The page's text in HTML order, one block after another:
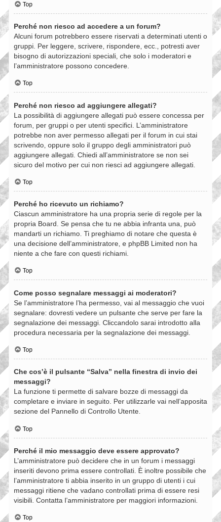
Top
Perché non riesco ad accedere a un forum?
Alcuni forum potrebbero essere riservati a determinati utenti o
gruppi. Per leggere, scrivere, rispondere, ecc., potresti aver
bisogno di autorizzazioni speciali, che solo i moderatori e
l’amministratore possono concedere.
Top
Perché non riesco ad aggiungere allegati?
La possibilità di aggiungere allegati può essere concessa per
forum, per gruppi o per utenti specifici. L’amministratore
potrebbe non aver permesso allegati per il forum in cui stai
scrivendo, oppure solo il gruppo degli amministratori può
aggiungere allegati. Chiedi all’amministratore se non sei
sicuro del motivo per cui non riesci ad aggiungere allegati.
Top
Perché ho ricevuto un richiamo?
Ciascun amministratore ha una propria serie di regole per la
propria Board. Se pensa che tu ne abbia infranta una, può
mandarti un richiamo. Ti preghiamo di notare che questa è
una decisione dell’amministratore, e phpBB Limited non ha
niente a che fare con questi richiami.
Top
Come posso segnalare messaggi ai moderatori?
Se l’amministratore l’ha permesso, vai al messaggio che vuoi
segnalare: dovresti vedere un pulsante che serve per fare la
segnalazione dei messaggi. Cliccandolo sarai introdotto alla
procedura necessaria per la segnalazione dei messaggi.
Top
Che cos’è il pulsante “Salva” nella finestra di invio dei
messaggi?
La funzione ti permette di salvare bozze di messaggi da
completare e inviare in seguito. Per utilizzarle vai nell’apposita
sezione del Pannello di Controllo Utente.
Top
Perché il mio messaggio deve essere approvato?
L’amministratore può decidere che in un forum i messaggi
inseriti devono prima essere controllati. È inoltre possibile che
l’amministratore ti abbia inserito in un gruppo di utenti i cui
messaggi ritiene che vadano controllati prima di essere resi
visibili. Contatta l’amministratore per maggiori informazioni.
Top